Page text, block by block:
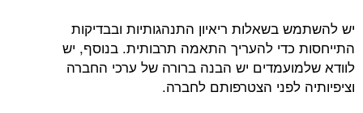
יש להשתמש בשאלות ריאיון התנהגותיות ובבדיקות
התייחסות כדי להעריך התאמה תרבותית. בנוסף, יש
לוודא שלמועמדים יש הבנה ברורה של ערכי החברה
וציפיותיה לפני הצטרפותם לחברה.